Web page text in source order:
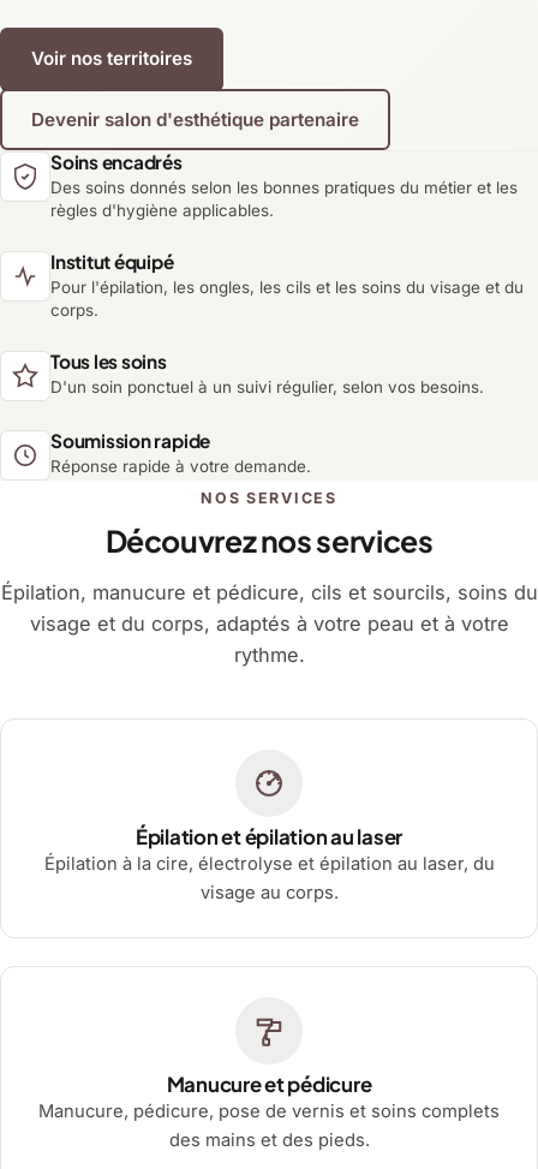
Voir nos territoires
Devenir salon d'esthétique partenaire
Soins encadrés
Des soins donnés selon les bonnes pratiques du métier et les
règles d'hygiène applicables.
Institut équipé
Pour l'épilation, les ongles, les cils et les soins du visage et du
corps.
Tous les soins
D'un soin ponctuel à un suivi régulier, selon vos besoins.
Soumission rapide
Réponse rapide à votre demande.
NOS SERVICES
Découvrez nos services
Épilation, manucure et pédicure, cils et sourcils, soins du
visage et du corps, adaptés à votre peau et à votre
rythme.
Épilation et épilation au laser
Épilation à la cire, électrolyse et épilation au laser, du
visage au corps.
Manucure et pédicure
Manucure, pédicure, pose de vernis et soins complets
des mains et des pieds.